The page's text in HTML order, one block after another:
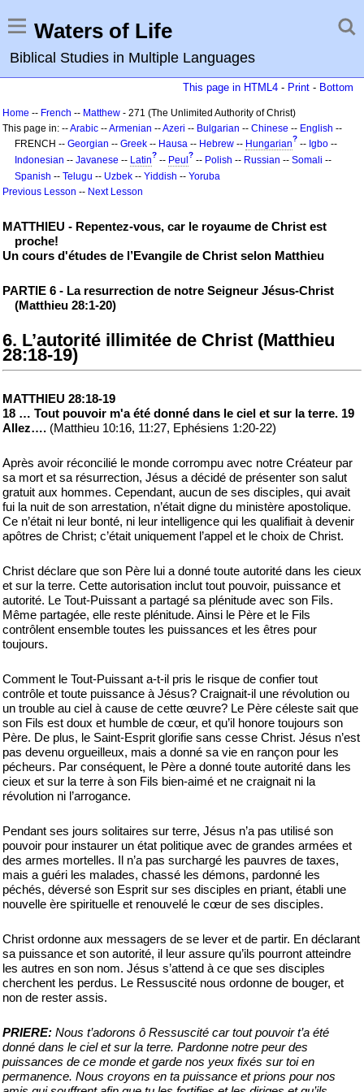
Waters of Life
Biblical Studies in Multiple Languages
This page in HTML4 - Print - Bottom
Home -- French -- Matthew - 271 (The Unlimited Authority of Christ)
This page in: --Arabic --Armenian --Azeri -- Bulgarian -- Chinese -- English --
FRENCH -- Georgian -- Greek -- Hausa -- Hebrew -- Hungarian? -- Igbo --
Indonesian -- Javanese -- Latin? -- Peul ? -- Polish -- Russian -- Somali --
Spanish -- Telugu -- Uzbek -- Yiddish -- Yoruba
Previous Lesson -- Next Lesson
MATTHIEU - Repentez-vous, car le royaume de Christ est
proche!
Un cours d'études de l’Evangile de Christ selon Matthieu
PARTIE 6 - La resurrection de notre Seigneur Jésus-Christ
(Matthieu 28:1-20)
6. L’autorité illimitée de Christ (Matthieu
28:18-19)
MATTHIEU 28:18-19
18 … Tout pouvoir m'a été donné dans le ciel et sur la terre. 19
Allez…. (Matthieu 10:16, 11:27, Ephésiens 1:20-22)
Après avoir réconcilié le monde corrompu avec notre Créateur par
sa mort et sa résurrection, Jésus a décidé de présenter son salut
gratuit aux hommes. Cependant, aucun de ses disciples, qui avait
fui la nuit de son arrestation, n’était digne du ministère apostolique.
Ce n’était ni leur bonté, ni leur intelligence qui les qualifiait à devenir
apôtres de Christ; c’était uniquement l’appel et le choix de Christ.
Christ déclare que son Père lui a donné toute autorité dans les cieux
et sur la terre. Cette autorisation inclut tout pouvoir, puissance et
autorité. Le Tout-Puissant a partagé sa plénitude avec son Fils.
Même partagée, elle reste plénitude. Ainsi le Père et le Fils
contrôlent ensemble toutes les puissances et les êtres pour
toujours.
Comment le Tout-Puissant a-t-il pris le risque de confier tout
contrôle et toute puissance à Jésus? Craignait-il une révolution ou
un trouble au ciel à cause de cette œuvre? Le Père céleste sait que
son Fils est doux et humble de cœur, et qu’il honore toujours son
Père. De plus, le Saint-Esprit glorifie sans cesse Christ. Jésus n’est
pas devenu orgueilleux, mais a donné sa vie en rançon pour les
pécheurs. Par conséquent, le Père a donné toute autorité dans les
cieux et sur la terre à son Fils bien-aimé et ne craignait ni la
révolution ni l’arrogance.
Pendant ses jours solitaires sur terre, Jésus n’a pas utilisé son
pouvoir pour instaurer un état politique avec de grandes armées et
des armes mortelles. Il n’a pas surchargé les pauvres de taxes,
mais a guéri les malades, chassé les démons, pardonné les
péchés, déversé son Esprit sur ses disciples en priant, établi une
nouvelle ère spirituelle et renouvelé le cœur de ses disciples.
Christ ordonne aux messagers de se lever et de partir. En déclarant
sa puissance et son autorité, il leur assure qu’ils pourront atteindre
les autres en son nom. Jésus s’attend à ce que ses disciples
cherchent les perdus. Le Ressuscité nous ordonne de bouger, et
non de rester assis.
PRIERE: Nous t’adorons ô Ressuscité car tout pouvoir t’a été
donné dans le ciel et sur la terre. Pardonne notre peur des
puissances de ce monde et garde nos yeux fixés sur toi en
permanence. Nous croyons en ta puissance et prions pour nos